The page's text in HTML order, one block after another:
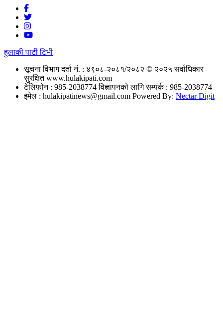
हुलाकी पाटी टिभी
सूचना विभाग दर्ता नं. : ४९०८-२०८१/२०८२ © २०२५ सर्वाधिकार
सुरक्षित www.hulakipati.com
टेलिफोन : 985-2038774विज्ञापनको लागि सम्पर्क : 985-2038774
इमेल : hulakipatinews@gmail.com Powered By: Nectar Digit